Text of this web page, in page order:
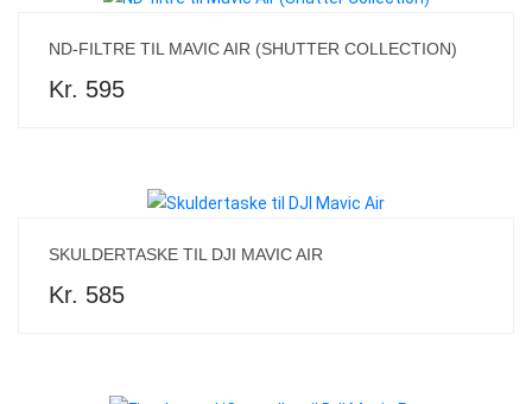
ND-FILTRE TIL MAVIC AIR (SHUTTER COLLECTION)
Kr. 595
SKULDERTASKE TIL DJI MAVIC AIR
Kr. 585